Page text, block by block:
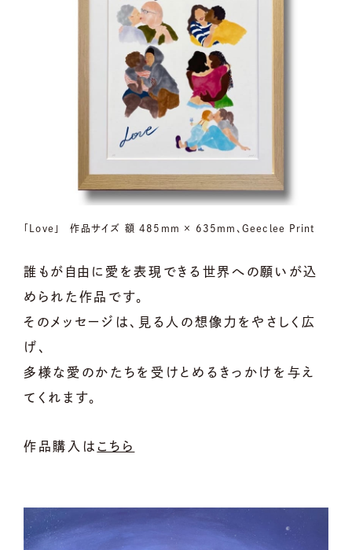
「Love」 作品サイズ 額 485mm × 635mm、Geeclee Print
誰もが自由に愛を表現できる世界への願いが込
められた作品です。
そのメッセージは、見る人の想像力をやさしく広
げ、
多様な愛のかたちを受けとめるきっかけを与え
てくれます。
作品購入は こちら